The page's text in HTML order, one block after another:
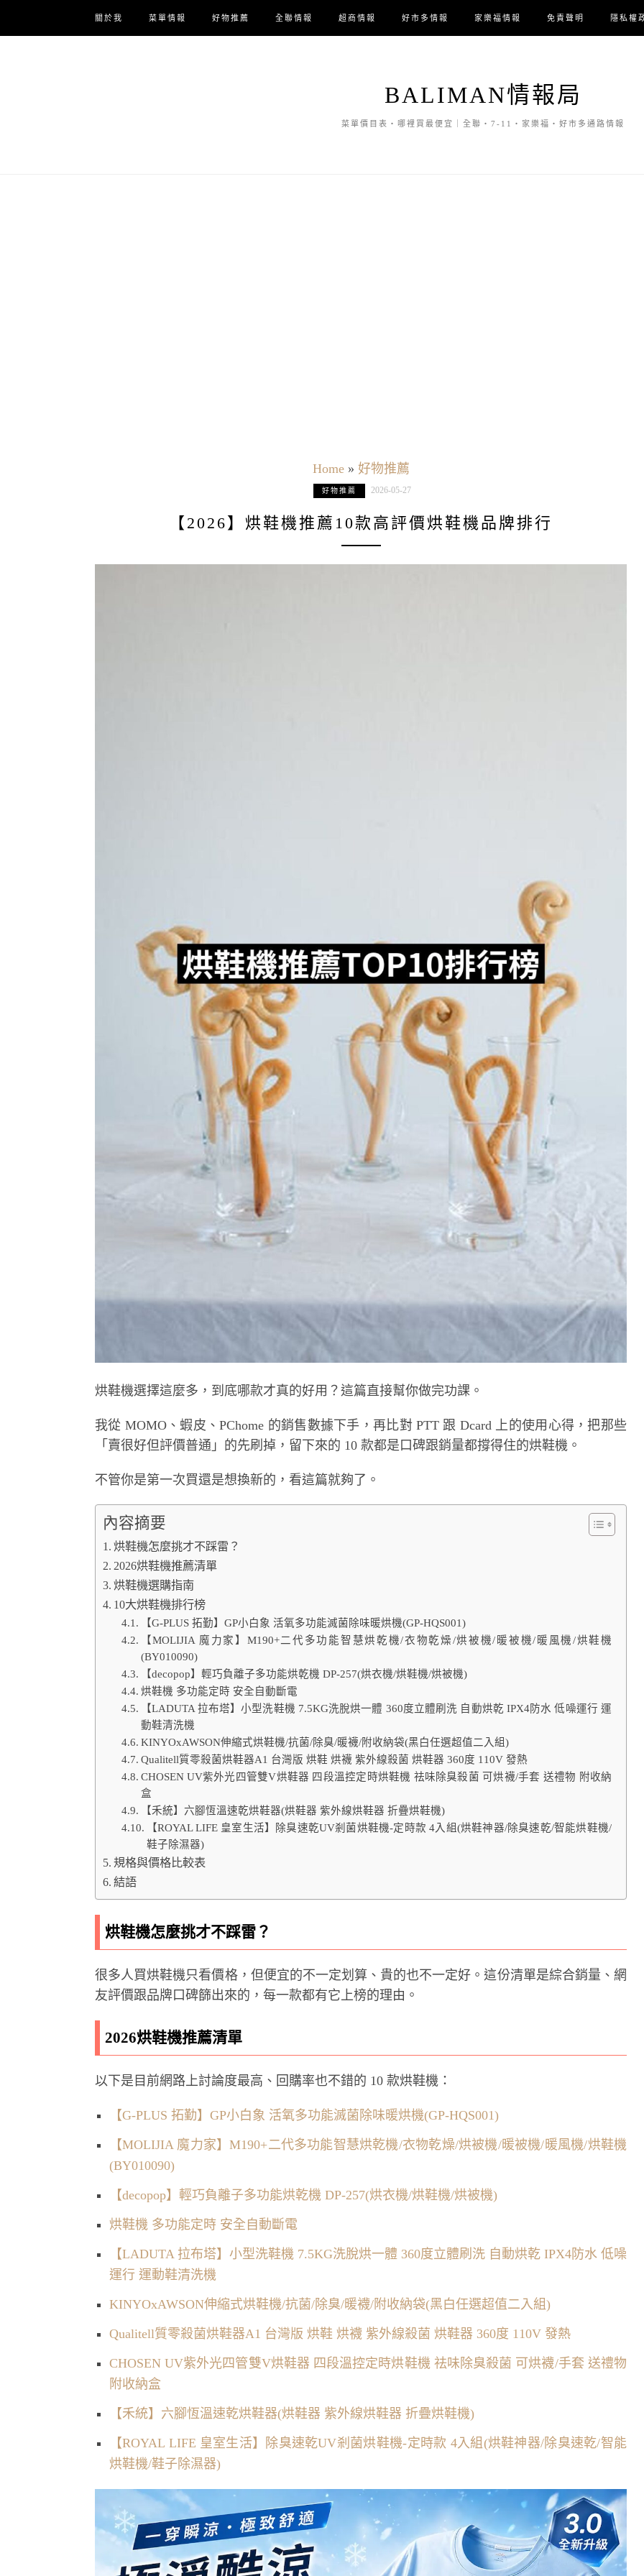
關於我 菜單情報 好物推薦 全聯情報 超商情報 好市多情報 家樂福情報 免責聲明 隱私權
BALIMAN情報局
菜單價目表・哪裡買最便宜｜全聯・7-11・家樂福・好市多通路情報
Home» 好物推薦
好物推薦 2026-05-27
【2026】烘鞋機推薦10款高評價烘鞋機品牌排行
烘鞋機選擇這麼多，到底哪款才真的好用？這篇直接幫你做完功課。
我從 MOMO、蝦皮、PChome 的銷售數據下手，再比對 PTT 跟 Dcard 上的使用心得，把那些
「賣很好但評價普通」的先刷掉，留下來的 10 款都是口碑跟銷量都撐得住的烘鞋機。
不管你是第一次買還是想換新的，看這篇就夠了。
內容摘要
烘鞋機怎麼挑才不踩雷？
2026烘鞋機推薦清單
烘鞋機選購指南
10大烘鞋機排行榜
【G-PLUS 拓勤】GP小白象 活氧多功能滅菌除味暖烘機(GP-HQS001)
【MOLIJIA 魔力家】M190+二代多功能智慧烘乾機/衣物乾燥/烘被機/暖被機/暖風機/烘鞋機
(BY010090)
【decopop】輕巧負離子多功能烘乾機 DP-257(烘衣機/烘鞋機/烘被機)
烘鞋機 多功能定時 安全自動斷電
【LADUTA 拉布塔】小型洗鞋機 7.5KG洗脫烘一體 360度立體刷洗 自動烘乾 IPX4防水 低噪運行 運
動鞋清洗機
KINYOxAWSON伸縮式烘鞋機/抗菌/除臭/暖襪/附收納袋(黑白任選超值二入組)
Qualitell質零殺菌烘鞋器A1 台灣版 烘鞋 烘襪 紫外線殺菌 烘鞋器 360度 110V 發熱
CHOSEN UV紫外光四管雙V烘鞋器 四段溫控定時烘鞋機 祛味除臭殺菌 可烘襪/手套 送禮物 附收納
盒
【禾統】六腳恆溫速乾烘鞋器(烘鞋器 紫外線烘鞋器 折疊烘鞋機)
【ROYAL LIFE 皇室生活】除臭速乾UV剎菌烘鞋機-定時款 4入組(烘鞋神器/除臭速乾/智能烘鞋機/
鞋子除濕器)
規格與價格比較表
結語
烘鞋機怎麼挑才不踩雷？
很多人買烘鞋機只看價格，但便宜的不一定划算、貴的也不一定好。這份清單是綜合銷量、網
友評價跟品牌口碑篩出來的，每一款都有它上榜的理由。
2026烘鞋機推薦清單
以下是目前網路上討論度最高、回購率也不錯的 10 款烘鞋機：
【G-PLUS 拓勤】GP小白象 活氧多功能滅菌除味暖烘機(GP-HQS001)
【MOLIJIA 魔力家】M190+二代多功能智慧烘乾機/衣物乾燥/烘被機/暖被機/暖風機/烘鞋機
(BY010090)
【decopop】輕巧負離子多功能烘乾機 DP-257(烘衣機/烘鞋機/烘被機)
烘鞋機 多功能定時 安全自動斷電
【LADUTA 拉布塔】小型洗鞋機 7.5KG洗脫烘一體 360度立體刷洗 自動烘乾 IPX4防水 低噪
運行 運動鞋清洗機
KINYOxAWSON伸縮式烘鞋機/抗菌/除臭/暖襪/附收納袋(黑白任選超值二入組)
Qualitell質零殺菌烘鞋器A1 台灣版 烘鞋 烘襪 紫外線殺菌 烘鞋器 360度 110V 發熱
CHOSEN UV紫外光四管雙V烘鞋器 四段溫控定時烘鞋機 祛味除臭殺菌 可烘襪/手套 送禮物
附收納盒
【禾統】六腳恆溫速乾烘鞋器(烘鞋器 紫外線烘鞋器 折疊烘鞋機)
【ROYAL LIFE 皇室生活】除臭速乾UV剎菌烘鞋機-定時款 4入組(烘鞋神器/除臭速乾/智能
烘鞋機/鞋子除濕器)